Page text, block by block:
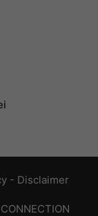
- Disclaimer